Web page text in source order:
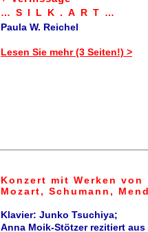
…SILK.ART…
Paula W. Reichel
Lesen Sie mehr (3 Seiten!) >
Konzert mit Werken von
Mozart, Schumann,
Klavier: Junko Tsuchiya;
Anna Moik-Stötzer rezitiert